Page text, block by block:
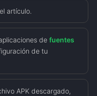
artículo.
de fuentes
de tu
APK descargado,